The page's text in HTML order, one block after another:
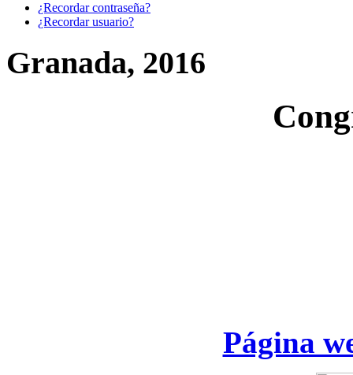
¿Recordar contraseña?
¿Recordar usuario?
Granada, 2016
Página